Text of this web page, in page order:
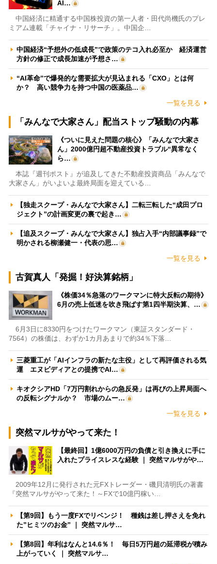
AI…
中国経済に精通する中国株投資の第一人者・田代尚機氏のプレ
ミアム連載「チャイナ・リサーチ」。中国企…
中国経済“予想外の低成長”で政策のテコ入れ必至か 経済運営
方針の修正で成長加速が予想さ…
“AI革命”で爆発的な需要拡大が見込まれる「CXO」とは何
か？ 高い競争力を持つ中国の医薬品…
一覧を見る
「みんなで大家さん」配当ストップ騒動の内幕
《ついに見えた問題の核心》「みんなで大家さ
ん」2000億円超不動産投資トラブル“異常なく
ら…
本誌『週刊ポスト』が追及してきた不動産投資商品「みんなで
大家さん」がいよいよ最終局面を迎えている…
【独走スクープ・みんなで大家さん】二転三転した“成田プロ
ジェクト”の計画変更の裏で起き…
【追及スクープ・みんなで大家さん】独占入手“内部議事録”で
明かされる柳瀬健一・代表の思…
一覧を見る
古賀真人「発掘！好決算銘柄」
《株価34％急落のワークマンに特大反転の期待》
6月の売上低迷を吹き飛ばす第1四半期決算、…
6月3日に8330円をつけたワークマン（東証スタンダード・
7564）の株価は、わずか1カ月あまりで約34％下落…
三菱重工が「AIインフラの新たな主役」として再評価される気
運 エヌビディアとの提携でAI…
キオクシアHD「7万円割れからの急反発」は再びの上昇局面へ
の反転シグナルか？ 市場のムー…
一覧を見る
突然マルサがやって来た！
【最終回】1億6000万円の負債と引き換えに手に
入れたプライスレスな経験 ｜ 突然マルサがや…
2009年12月に発行された元FXトレーダー・磯貝清明氏の著書
『突然マルサがやって来た！～FXで10億円稼い…
【第9回】もう一度FXでリベンジ！ 種銭は差し押さえを免れ
た”ヒミツのお金” ｜ 突然マルサ…
【第8回】年利はなんと14.6％！ 毎日5万円超の延滞税が積み
上がっていく ｜ 突然マルサ…